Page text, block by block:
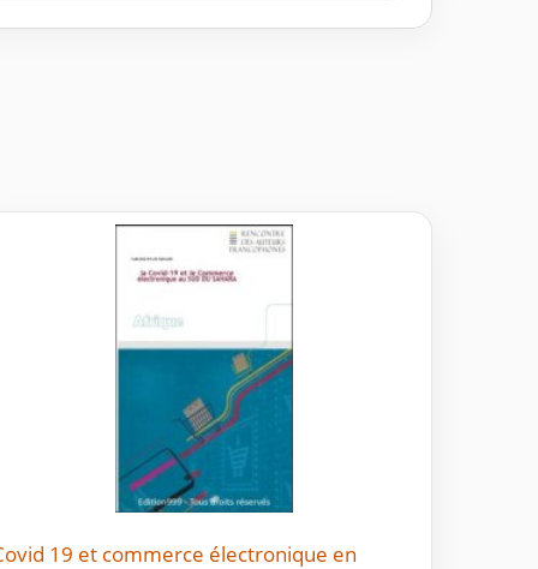
19 et commerce électronique en